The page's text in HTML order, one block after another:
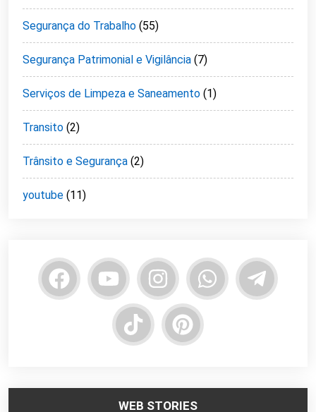
Segurança do Trabalho (55)
Segurança Patrimonial e Vigilância (7)
Serviços de Limpeza e Saneamento (1)
Transito (2)
Trânsito e Segurança (2)
youtube (11)
WEB STORIES